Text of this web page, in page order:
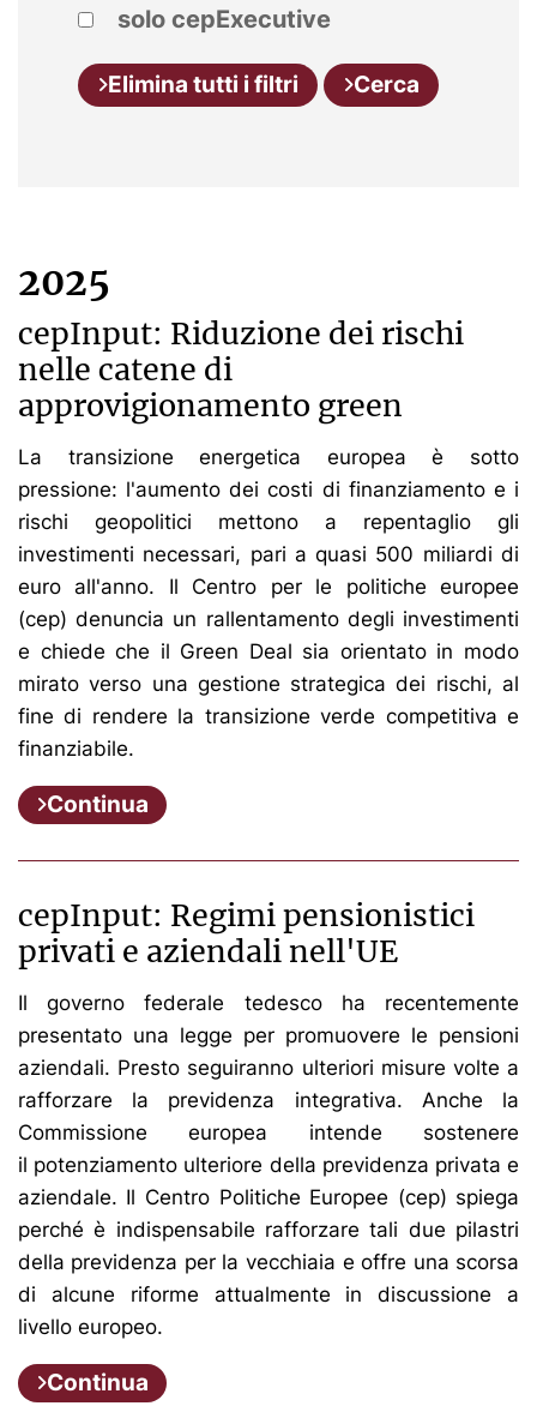
solo cepExecutive
Elimina tutti i filtri Cerca
2025
cepInput: Riduzione dei rischi
nelle catene di
approvigionamento green
La transizione energetica europea è sotto
pressione: l'aumento dei costi di finanziamento e i
rischi geopolitici mettono a repentaglio gli
investimenti necessari, pari a quasi 500 miliardi di
euro all'anno. Il Centro per le politiche europee
(cep) denuncia un rallentamento degli investimenti
e chiede che il Green Deal sia orientato in modo
mirato verso una gestione strategica dei rischi, al
fine di rendere la transizione verde competitiva e
finanziabile.
Continua
cepInput: Regimi pensionistici
privati e aziendali nell'UE
Il governo federale tedesco ha recentemente
presentato una legge per promuovere le pensioni
aziendali. Presto seguiranno ulteriori misure volte a
rafforzare la previdenza integrativa. Anche la
Commissione europea intende sostenere
il potenziamento ulteriore della previdenza privata e
aziendale. Il Centro Politiche Europee (cep) spiega
perché è indispensabile rafforzare tali due pilastri
della previdenza per la vecchiaia e offre una scorsa
di alcune riforme attualmente in discussione a
livello europeo.
Continua